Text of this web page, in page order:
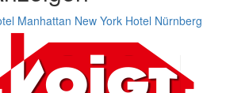
Manhattan New York Hotel Nürnberg